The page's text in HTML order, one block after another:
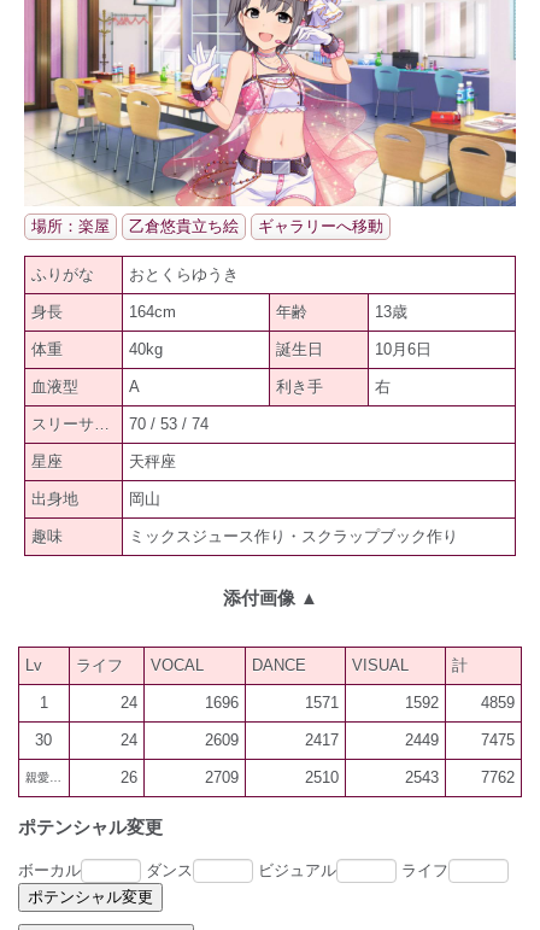
場所：楽屋 乙倉悠貴立ち絵 ギャラリーへ移動
ふりがな おとくらゆうき
身長 164cm 年齢 13歳
体重 40kg 誕生日 10月6日
血液型 A 利き手 右
70 / 53 / 74
星座 天秤座
出身地 岡山
趣味 ミックスジュース作り・スクラップブック作り
添付画像 ▲
Lv ライフ VOCAL DANCE VISUAL 計
1 24 1696 1571 1592 4859
30 24 2609 2417 2449 7475
26 2709 2510 2543 7762
ポテンシャル変更
ボーカル ダンス ビジュアル ライフ